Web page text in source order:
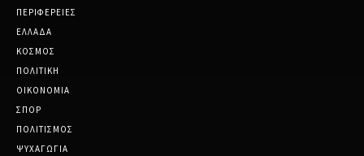
ΠΕΡΙΦΕΡΕΙΕΣ
ΕΛΛΑΔΑ
ΚΟΣΜΟΣ
ΠΟΛΙΤΙΚΗ
ΟΙΚΟΝΟΜΙΑ
ΣΠΟΡ
ΠΟΛΙΤΙΣΜΟΣ
ΨΥΧΑΓΩΓΙΑ